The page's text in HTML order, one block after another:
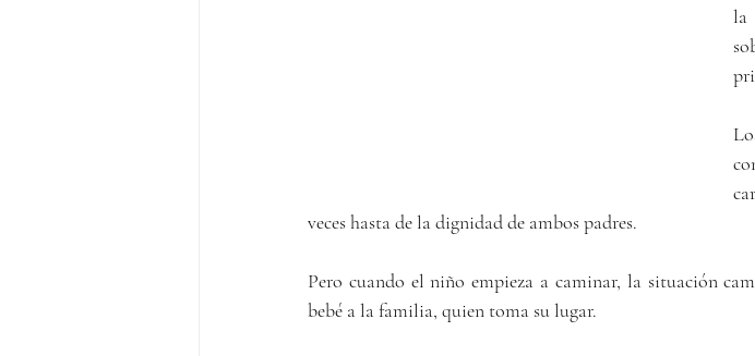
la
veces hasta de la dignidad de ambos padres.
Pero cuando el niño empieza a caminar, la situación
bebé a la familia, quien toma su lugar.